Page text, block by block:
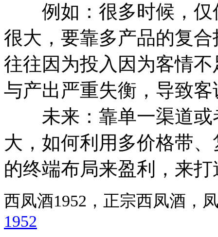
例如：很多时候，仅
很大，要靠多产品的复
往往因为投入因为客情
与产出严重失衡，导致客
未来：靠单一渠道或
大，如何利用多价格带
的终端布局来盈利，来
西凤酒1952，正宗西凤酒
1952